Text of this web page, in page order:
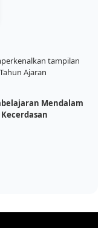
tampilan
Tahun Ajaran
Mendalam